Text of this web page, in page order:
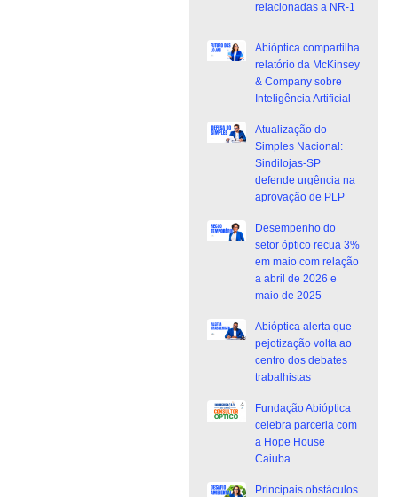
relacionadas a NR-1
Abióptica compartilha
relatório da McKinsey
& Company sobre
Inteligência Artificial
Atualização do
Simples Nacional:
Sindilojas-SP
defende urgência na
aprovação de PLP
Desempenho do
setor óptico recua 3%
em maio com relação
a abril de 2026 e
maio de 2025
Abióptica alerta que
pejotização volta ao
centro dos debates
trabalhistas
Fundação Abióptica
celebra parceria com
a Hope House
Caiuba
Principais obstáculos